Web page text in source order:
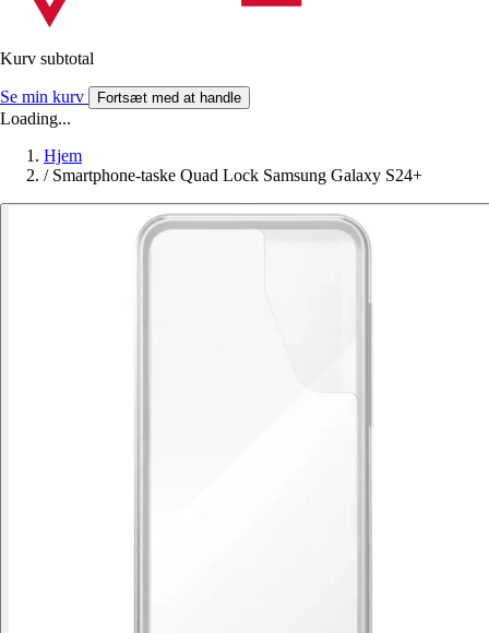
Kurv subtotal
Se min kurv Fortsæt med at handle
Loading...
Hjem
/ Smartphone-taske Quad Lock Samsung Galaxy S24+